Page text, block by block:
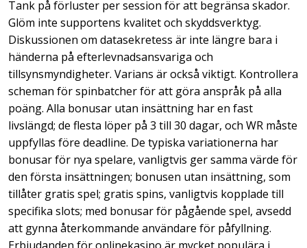
Tank på förluster per session för att begränsa skador.
Glöm inte supportens kvalitet och skyddsverktyg.
Diskussionen om datasekretess är inte längre bara i
händerna på efterlevnadsansvariga och
tillsynsmyndigheter. Varians är också viktigt. Kontrollera
scheman för spinbatcher för att göra anspråk på alla
poäng. Alla bonusar utan insättning har en fast
livslängd; de flesta löper på 3 till 30 dagar, och WR måste
uppfyllas före deadline. De typiska variationerna har
bonusar för nya spelare, vanligtvis ger samma värde för
den första insättningen; bonusen utan insättning, som
tillåter gratis spel; gratis spins, vanligtvis kopplade till
specifika slots; med bonusar för pågående spel, avsedd
att gynna återkommande användare för påfyllning.